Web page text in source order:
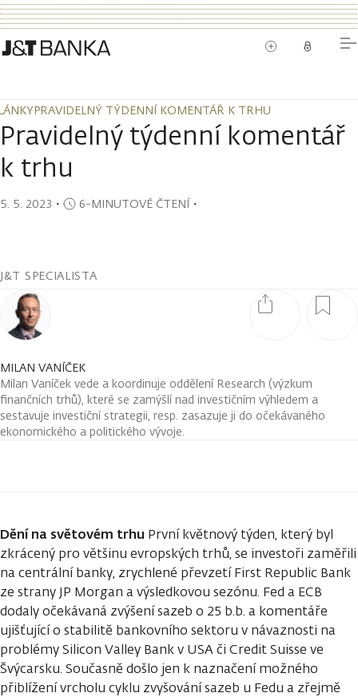
PRAVIDELNÝ TÝDENNÍ KOMENTÁŘ K TRHU
PRAVIDELNÝ TÝDENNÍ KOMENTÁŘ K TRHU
Pravidelný týdenní komentář
k trhu
5. 5. 2023 ・ 6-MINUTOVÉ ČTENÍ・
J&T SPECIALISTA
MILAN VANÍČEK
Milan Vaníček vede a koordinuje oddělení Research (výzkum
finančních trhů), které se zamýšlí nad investičním výhledem a
sestavuje investiční strategii, resp. zasazuje ji do očekávaného
ekonomického a politického vývoje.
Dění na světovém trhu První květnový týden, který byl
zkrácený pro většinu evropských trhů, se investoři zaměřili
na centrální banky, zrychlené převzetí First Republic Bank
ze strany JP Morgan a výsledkovou sezónu. Fed a ECB
dodaly očekávaná zvýšení sazeb o 25 b.b. a komentáře
ujišťující o stabilitě bankovního sektoru v návaznosti na
problémy Silicon Valley Bank v USA či Credit Suisse ve
Švýcarsku. Současně došlo jen k naznačení možného
přiblížení vrcholu cyklu zvyšování sazeb u Fedu a zřejmě